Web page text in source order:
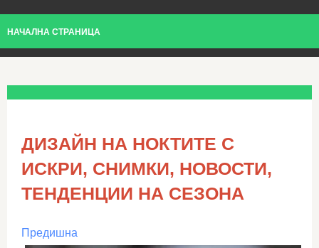
НАЧАЛНА СТРАНИЦА
ДИЗАЙН НА НОКТИТЕ С
ИСКРИ, СНИМКИ, НОВОСТИ,
ТЕНДЕНЦИИ НА СЕЗОНА
Предишна